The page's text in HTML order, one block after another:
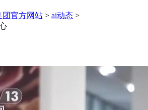
团官方网站 > ai动态 >